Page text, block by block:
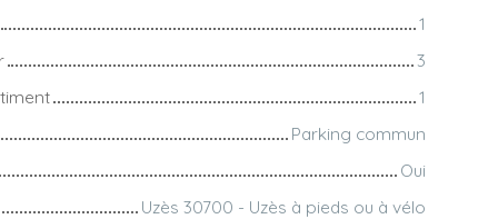
1
3
1
Parking commun
Oui
Uzès 30700 - Uzès à pieds ou à vélo